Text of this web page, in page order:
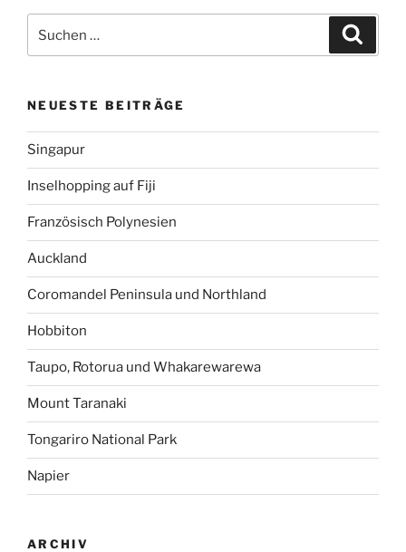
nach:
NEUESTE BEITRÄGE
Singapur
Inselhopping auf Fiji
Französisch Polynesien
Auckland
Coromandel Peninsula und Northland
Hobbiton
Taupo, Rotorua und Whakarewarewa
Mount Taranaki
Tongariro National Park
Napier
ARCHIV